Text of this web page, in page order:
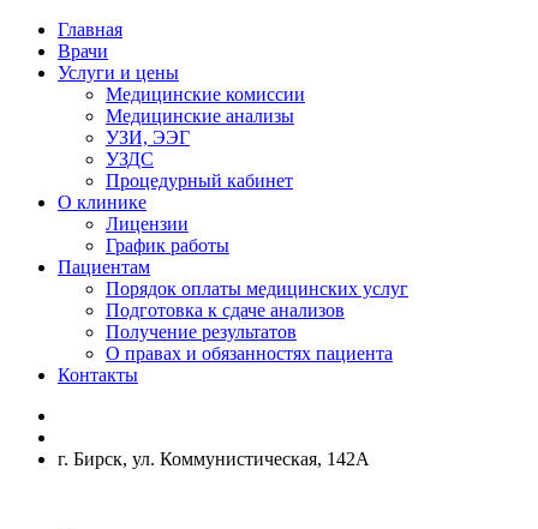
Главная
Врачи
Услуги и цены
Медицинские комиссии
Медицинские анализы
УЗИ, ЭЭГ
УЗДС
Процедурный кабинет
О клинике
Лицензии
График работы
Пациентам
Порядок оплаты медицинских услуг
Подготовка к сдаче анализов
Получение результатов
О правах и обязанностях пациента
Контакты
г. Бирск, ул. Коммунистическая, 142А